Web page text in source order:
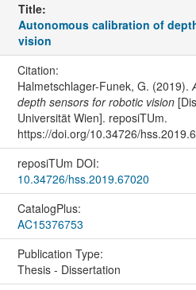
Title:
Autonomous calibration of
vision
Citation:
Halmetschlager-Funek, G. (2019).
depth sensors for robotic vision
Universität Wien]. reposiTUm.
https://doi.org/10.34726/
reposiTUm DOI:
10.34726/hss.2019.67020
CatalogPlus:
AC15376753
Publication Type:
Thesis - Dissertation